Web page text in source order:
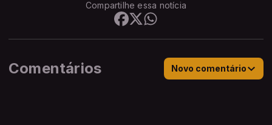
Compartilhe essa notícia
Comentários Novo comentário